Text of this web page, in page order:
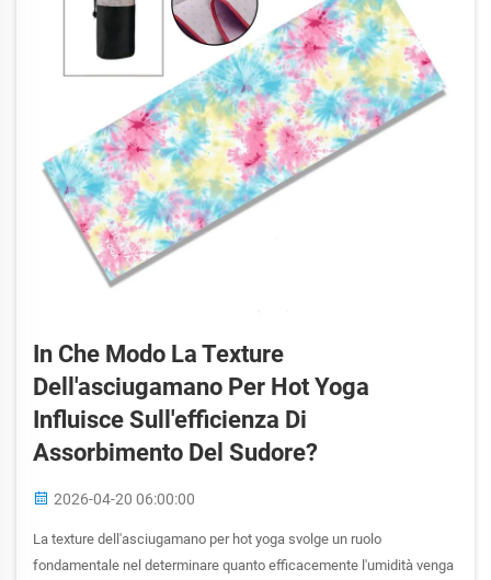
In Che Modo La Texture
Dell'asciugamano Per Hot Yoga
Influisce Sull'efficienza Di
Assorbimento Del Sudore?
2026-04-20 06:00:00
La texture dell'asciugamano per hot yoga svolge un ruolo
fondamentale nel determinare quanto efficacemente l'umidità venga